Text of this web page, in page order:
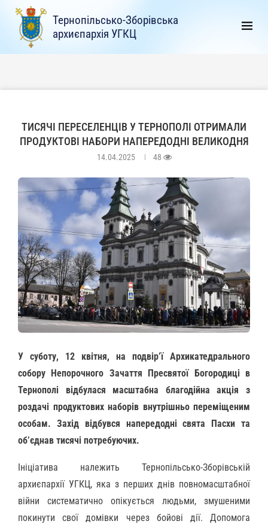
Тернопільсько-Зборівська
архиєпархія УГКЦ
ТИСЯЧІ ПЕРЕСЕЛЕНЦІВ У ТЕРНОПОЛІ ОТРИМАЛИ
ПРОДУКТОВІ НАБОРИ НАПЕРЕДОДНІ ВЕЛИКОДНЯ
14.04.2025 48
У суботу, 12 квітня, на подвір’ї Архикатедрального
собору Непорочного Зачаття Пресвятої Богородиці в
Тернополі відбулася масштабна благодійна акція з
роздачі продуктових наборів внутрішньо переміщеним
особам. Захід відбувся напередодні свята Пасхи та
об’єднав тисячі потребуючих.
Ініціатива належить Тернопільсько-Зборівській
архиєпархії УГКЦ, яка з перших днів повномасштабної
війни систематично опікується людьми, змушеними
покинути свої домівки через бойові дії. Допомога